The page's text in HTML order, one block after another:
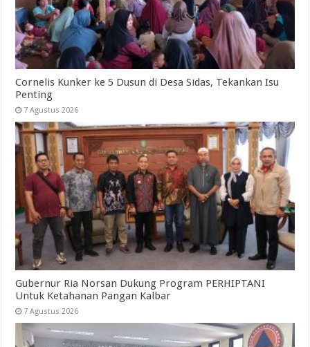
Cornelis Kunker ke 5 Dusun di Desa Sidas, Tekankan Isu
Penting
7 Agustus 2026
Gubernur Ria Norsan Dukung Program PERHIPTANI
Untuk Ketahanan Pangan Kalbar
7 Agustus 2026